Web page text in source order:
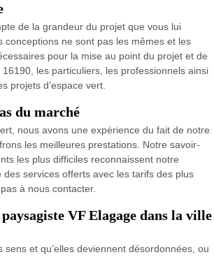
de la grandeur du projet que vous lui
conceptions ne sont pas les mêmes et les
pour la mise au point du projet et de
les particuliers, les professionnels ainsi
projets d’espace vert.
du marché
nous avons une expérience du fait de notre
les meilleures prestations. Notre savoir-
les plus difficiles reconnaissent notre
services offerts avec les tarifs des plus
à nous contacter.
VF Elagage dans la ville
et qu’elles deviennent désordonnées, ou